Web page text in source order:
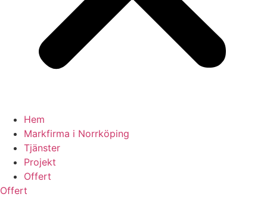
Hem
Markfirma i Norrköping
Tjänster
Projekt
Offert
Offert